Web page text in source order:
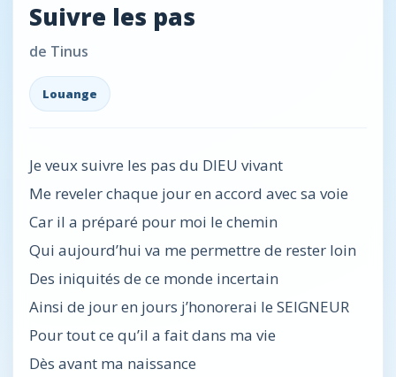
Suivre les pas
de Tinus
Louange
Je veux suivre les pas du DIEU vivant
Me reveler chaque jour en accord avec sa voie
Car il a préparé pour moi le chemin
Qui aujourd’hui va me permettre de rester loin
Des iniquités de ce monde incertain
Ainsi de jour en jours j’honorerai le SEIGNEUR
Pour tout ce qu’il a fait dans ma vie
Dès avant ma naissance